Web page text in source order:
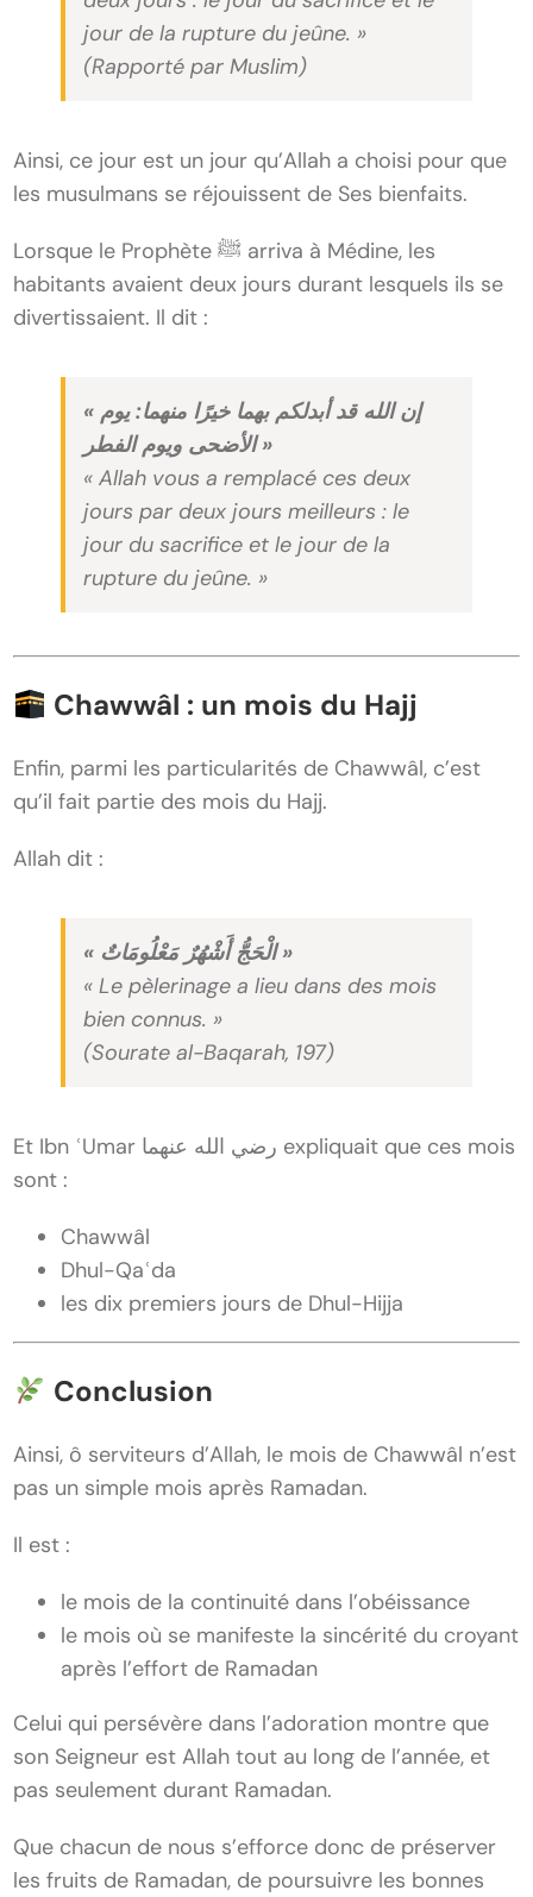
jour de la rupture du jeûne. »
(Rapporté par Muslim)
Ainsi, ce jour est un jour qu’Allah a choisi pour que
les musulmans se réjouissent de Ses bienfaits.
Lorsque le Prophète ﷺ arriva à Médine, les
habitants avaient deux jours durant lesquels ils se
divertissaient. Il dit :
« إن الله قد أبدلكم بهما خيرًا منهما: يوم
الأضحى ويوم الفطر »
« Allah vous a remplacé ces deux
jours par deux jours meilleurs : le
jour du sacrifice et le jour de la
rupture du jeûne. »
Chawwâl : un mois du Hajj
Enfin, parmi les particularités de Chawwâl, c’est
qu’il fait partie des mois du Hajj.
Allah dit :
« الْحَجُّ أَشْهُرٌ مَعْلُومَاتٌ »
« Le pèlerinage a lieu dans des mois
bien connus. »
(Sourate al-Baqarah, 197)
Et Ibn ʿUmar رضي الله عنهما expliquait que ces mois
sont :
Chawwâl
Dhul-Qaʿda
les dix premiers jours de Dhul-Hijja
Conclusion
Ainsi, ô serviteurs d’Allah, le mois de Chawwâl n’est
pas un simple mois après Ramadan.
Il est :
le mois de la continuité dans l’obéissance
le mois où se manifeste la sincérité du croyant
après l’effort de Ramadan
Celui qui persévère dans l’adoration montre que
son Seigneur est Allah tout au long de l’année, et
pas seulement durant Ramadan.
Que chacun de nous s’efforce donc de préserver
les fruits de Ramadan, de poursuivre les bonnes